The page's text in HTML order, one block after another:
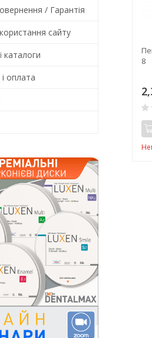
8
/ Гарантія
сайту
каталоги
оплата